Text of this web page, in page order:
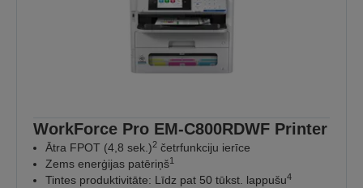
WorkForce Pro EM-C800RDWF Printer
Ātra FPOT (4,8 sek.)2 četrfunkciju ierīce
Zems enerģijas patēriņš1
Tintes produktivitāte: Līdz pat 50 tūkst. lappušu4